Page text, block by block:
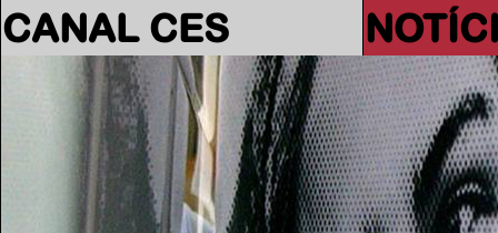
CANAL CES